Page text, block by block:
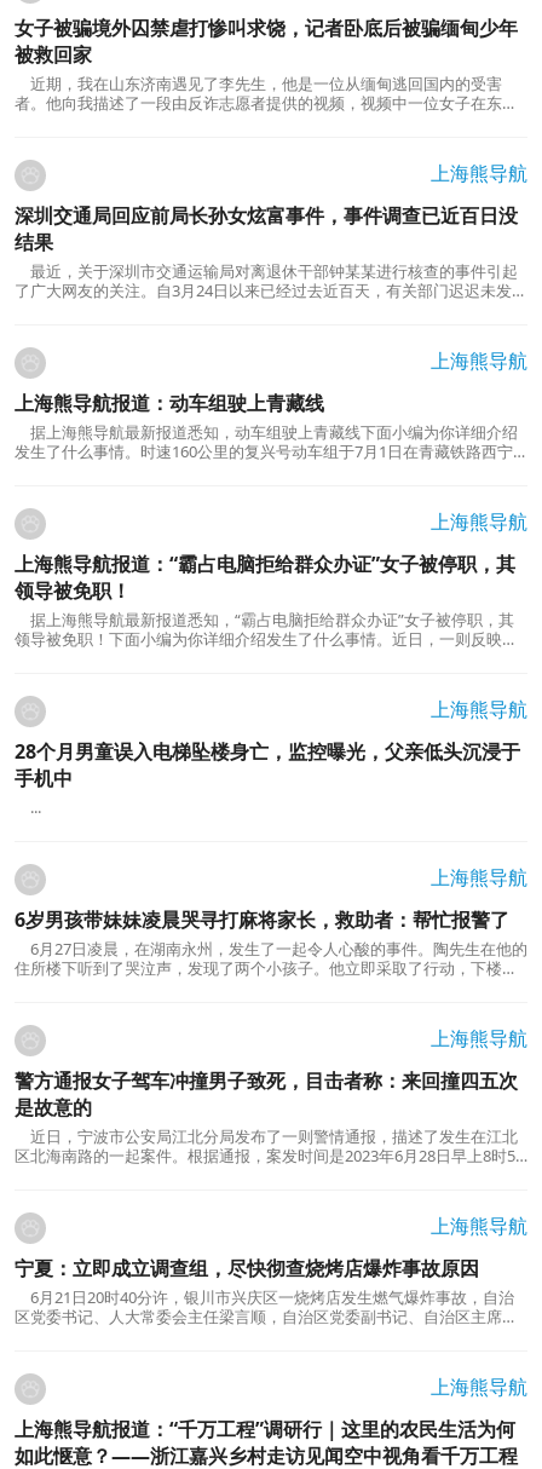
女子被骗境外囚禁虐打惨叫求饶，记者卧底后被骗缅甸少年
被救回家
近期，我在山东济南遇见了李先生，他是一位从缅甸逃回国内的受害
者。他向我描述了一段由反诈志愿者提供的视频，视频中一位女子在东南
了。”这个场面触目惊心，让人揪心不已。00:3703:...
上海熊导航
深圳交通局回应前局长孙女炫富事件，事件调查已近百日没
结果
最近，关于深圳市交通运输局对离退休干部钟某某进行核查的事件引起
了广大网友的关注。自3月24日以来已经过去近百天，有关部门迟迟未发布
真是假？与“北极鲶鱼”有关的公职人员的亲属是否...
上海熊导航
上海熊导航报道：动车组驶上青藏线
据上海熊导航最新报道悉知，动车组驶上青藏线下面小编为你详细介绍
发生了什么事情。时速160公里的复兴号动车组于7月1日在青藏铁路西宁
西宁公安处西宁站派出所一级警长欧睿拿着对讲机，在...
上海熊导航
上海熊导航报道：“霸占电脑拒给群众办证”女子被停职，其
领导被免职！
据上海熊导航最新报道悉知，“霸占电脑拒给群众办证”女子被停职，其
领导被免职！下面小编为你详细介绍发生了什么事情。近日，一则反映公
统中需要整改的问题。在持续要求改善公务员工...
上海熊导航
28个月男童误入电梯坠楼身亡，监控曝光，父亲低头沉浸于
手机中
...
上海熊导航
6岁男孩带妹妹凌晨哭寻打麻将家长，救助者：帮忙报警了
6月27日凌晨，在湖南永州，发生了一起令人心酸的事件。陶先生在他的
住所楼下听到了哭泣声，发现了两个小孩子。他立即采取了行动，下楼帮
是一个6岁的哥哥和一个4岁的妹妹。他们告诉陶先...
上海熊导航
警方通报女子驾车冲撞男子致死，目击者称：来回撞四五次
是故意的
近日，宁波市公安局江北分局发布了一则警情通报，描述了发生在江北
区北海南路的一起案件。根据通报，案发时间是2023年6月28日早上8时50
将受伤的黄某送往医院进行救治。然而，经过医院的...
上海熊导航
宁夏：立即成立调查组，尽快彻查烧烤店爆炸事故原因
6月21日20时40分许，银川市兴庆区一烧烤店发生燃气爆炸事故，自治
区党委书记、人大常委会主任梁言顺，自治区党委副书记、自治区主席张
场清理等工作情况汇报，研究部署事故善后处置及全区安...
上海熊导航
上海熊导航报道：“千万工程”调研行｜这里的农民生活为何
如此惬意？——浙江嘉兴乡村走访见闻空中视角看千万工程